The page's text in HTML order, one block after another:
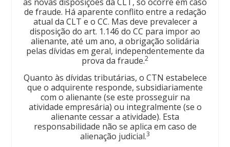
de fraude. Há aparente conflito entre a redação
atual da CLT e o CC. Mas deve prevalecer a
disposição do art. 1.146 do CC para impor ao
alienante, até um ano, a obrigação solidária
pelas dívidas em geral, independentemente da
prova da fraude.2
Quanto às dívidas tributárias, o CTN estabelece
que o adquirente responde, subsidiariamente
com o alienante (se este prosseguir na
atividade empresária) ou integralmente (se o
alienante cessar a atividade). Esta
responsabilidade não se aplica em caso de
alienação judicial.3